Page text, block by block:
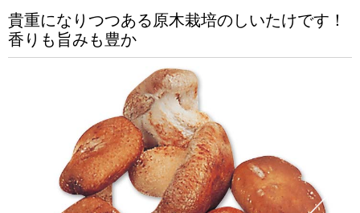
貴重になりつつある原木栽培のしいたけです！
香りも旨みも豊か